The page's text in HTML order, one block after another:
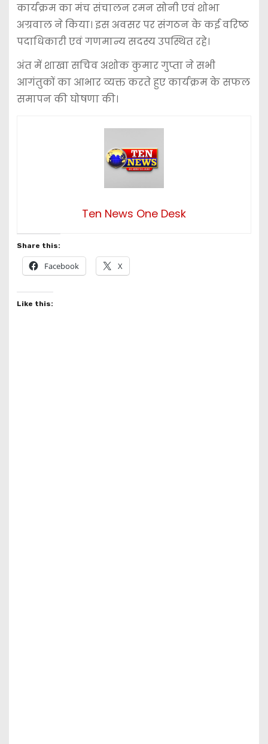
कार्यक्रम का मंच संचालन रमन सोनी एवं शोभा
अग्रवाल ने किया। इस अवसर पर संगठन के कई वरिष्ठ
पदाधिकारी एवं गणमान्य सदस्य उपस्थित रहे।
अंत में शाखा सचिव अशोक कुमार गुप्ता ने सभी
आगंतुकों का आभार व्यक्त करते हुए कार्यक्रम के सफल
समापन की घोषणा की।
Ten News One Desk
Share this:
Facebook X
Like this: